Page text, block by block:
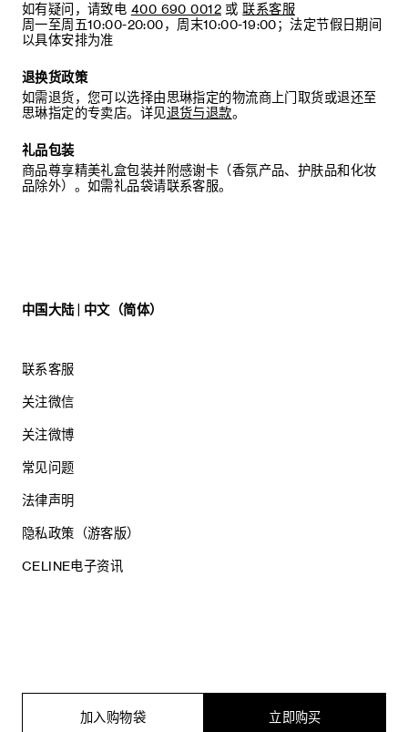
立即购买
加入购物袋
如有疑问，请致电 400 690 0012 或 联系客服
周一至周五10:00-20:00，周末10:00-19:00；法定节假日期间
以具体安排为准
退换货政策
如需退货，您可以选择由思琳指定的物流商上门取货或退还至
思琳指定的专卖店。详见退货与退款。
礼品包装
商品尊享精美礼盒包装并附感谢卡（香氛产品、护肤品和化妆
品除外）。如需礼品袋请联系客服。
中国大陆 | 中文（简体）
联系客服
关注微信
关注微博
常见问题
法律声明
隐私政策（游客版）
CELINE电子资讯
思琳商贸（上海）有限公司
沪公网安备 31010602005569
电子营业执照